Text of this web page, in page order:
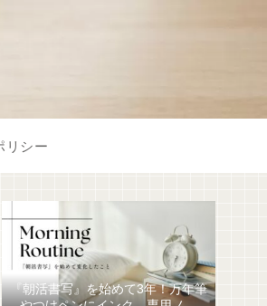
リシー
『朝活書写』を始めて3年！万年筆